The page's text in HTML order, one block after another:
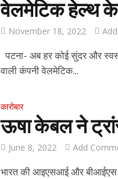
वेलमेटिक हेल्थ
November 18, 2022
पटना- अब हर कोई सुंदर और
वाली कंपनी वेलमेटिक...
कारोबार
ऊषा केबल ने
June 8, 2022 Add
भारत की आइएसआई और बीआईएस